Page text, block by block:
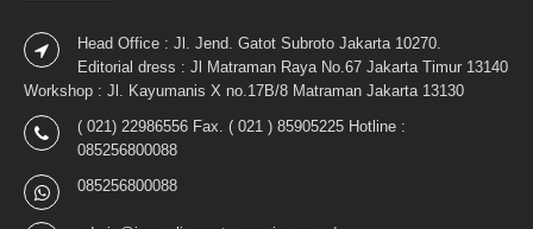
Head Office : Jl. Jend. Gatot Subroto Jakarta 10270.
Editorial dress : Jl Matraman Raya No.67 Jakarta Timur 13140
Workshop : Jl. Kayumanis X no.17B/8 Matraman Jakarta 13130
( 021) 22986556 Fax. ( 021 ) 85905225 Hotline :
085256800088
085256800088